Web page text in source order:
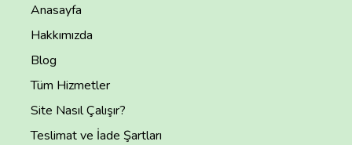
Anasayfa
Hakkımızda
Blog
Tüm Hizmetler
Site Nasıl Çalışır?
Teslimat ve İade Şartları